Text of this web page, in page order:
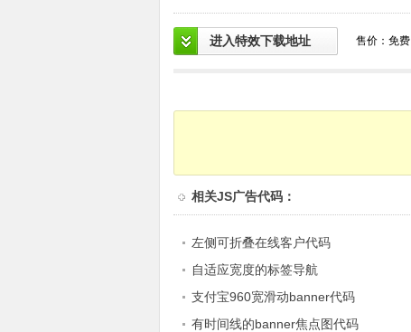
进入特效下载地址 售价：免费
相关JS广告代码 ：
左侧可折叠在线客户代码
自适应宽度的标签导航
支付宝960宽滑动banner代码
有时间线的banner焦点图代码